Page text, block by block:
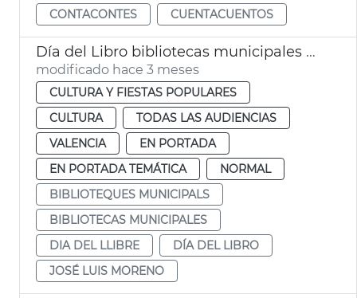
CONTACONTES CUENTACUENTOS
Día del Libro bibliotecas municipales València
modificado hace 3 meses
CULTURA Y FIESTAS POPULARES
CULTURA
TODAS LAS AUDIENCIAS
VALENCIA
EN PORTADA
EN PORTADA TEMÁTICA
NORMAL
BIBLIOTEQUES MUNICIPALS
BIBLIOTECAS MUNICIPALES
DIA DEL LLIBRE
DÍA DEL LIBRO
JOSÉ LUIS MORENO